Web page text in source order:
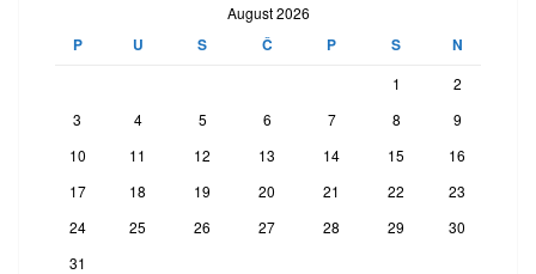
August 2026
P U S Č P S N
1
2
3
4 5 6 7 8
9
10
11 12 13 14 15
16
17
18 19 20 21 22
23
24
25 26 27 28 29
30
31